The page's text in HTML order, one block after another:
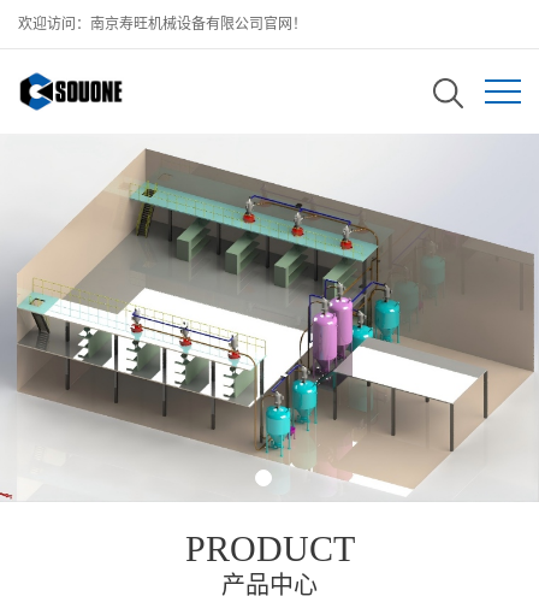
欢迎访问：南京寿旺机械设备有限公司官网！
PRODUCT
产品中心